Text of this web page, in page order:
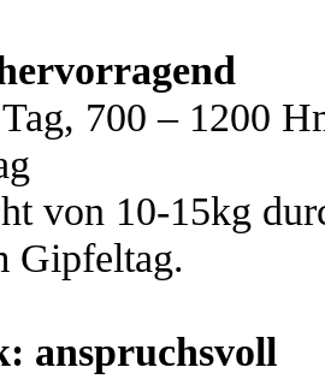
700 – 1200
von 10-15kg
Gipfeltag.
anspruchsvoll